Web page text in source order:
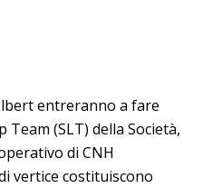
entreranno a fare
(SLT) della Società,
di CNH
vertice costituiscono